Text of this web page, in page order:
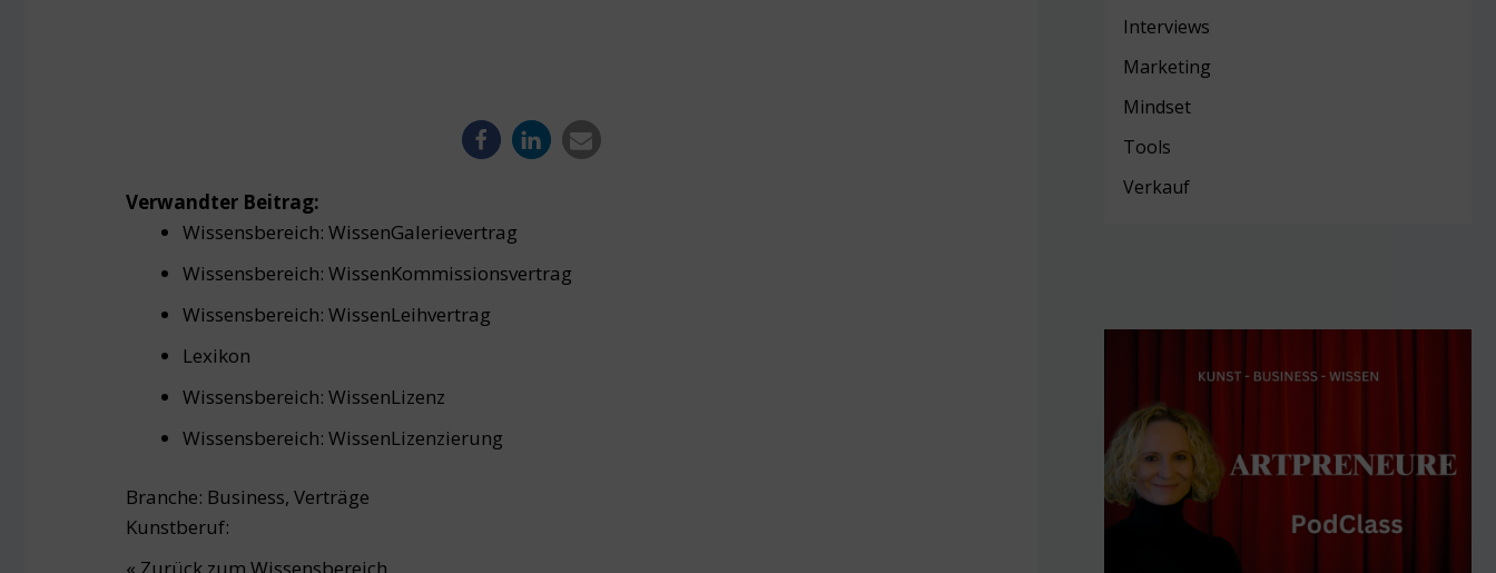
Verwandter Beitrag:
Wissensbereich: WissenGalerievertrag
Wissensbereich: WissenKommissionsvertrag
Wissensbereich: WissenLeihvertrag
Lexikon
Wissensbereich: WissenLizenz
Wissensbereich: WissenLizenzierung
Branche: Business, Verträge
Kunstberuf:
Interviews
Marketing
Mindset
Tools
Verkauf